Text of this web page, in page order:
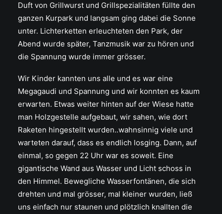
Duft von Grillwurst und Grillspezialitäten füllte den
ganzen Kurpark und langsam ging dabei die Sonne
unter. Lichterketten erleuchteten den Park, der
Abend wurde später, Tanzmusik war zu hören und
die Spannung wurde immer grösser.
Wir Kinder kannten uns alle und es war eine
Megagaudi und Spannung und wir konnten es kaum
erwarten. Etwas weiter hinten auf der Wiese hatte
man Holzgestelle aufgebaut, wir sahen, wie dort
Raketen hingestellt wurden..wahnsinnig viele und
warteten darauf, dass es endlich losging. Dann, auf
einmal, so gegen 22 Uhr war es soweit. Eine
gigantische Wand aus Wasser und Licht schoss in
den Himmel. Bewegliche Wasserfontänen, die sich
drehten und mal grösser, mal kleiner wurden, ließ
uns einfach nur staunen und plötzlich knallten die